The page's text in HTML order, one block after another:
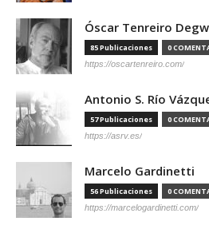
Óscar Tenreiro
85 Publicaciones 0
https://oscartenreiro.com/
Antonio S. Río
57 Publicaciones 0
https://asrv.es/
Marcelo Gardinetti
56 Publicaciones 0
https://marcelogardinetti.com/